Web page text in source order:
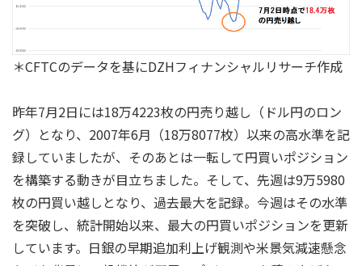
＊CFTCのデータを基にDZHフィナンシャルリサーチ作成
昨年7月2日には18万4223枚の円売り越し（ドル円のロン
グ）となり、2007年6月（18万8077枚）以来の高水準を記
録していましたが、そのあとは一転して円買いポジション
を構築する動きが目立ちました。そして、先週は9万5980
枚の円買い越しとなり、過去最大を記録。今週はその水準
を突破し、統計開始以来、最大の円買いポジションを更新
しています。日銀の早期追加利上げ観測や米景気減速懸念